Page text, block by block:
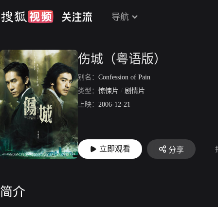
导航
伤城（粤语版）
别名： Confession of Pain
类型： 惊悚片 / 剧情片
上映： 2006-12-21
立即观看 分享
简介